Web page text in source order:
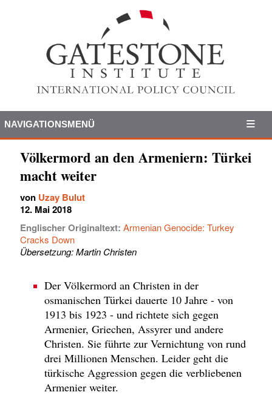
NAVIGATIONSMENÜ
Völkermord an den Armeniern: Türkei
macht weiter
von Uzay Bulut
12. Mai 2018
Englischer Originaltext: Armenian Genocide: Turkey
Cracks Down
Übersetzung: Martin Christen
Der Völkermord an Christen in der
osmanischen Türkei dauerte 10 Jahre - von
1913 bis 1923 - und richtete sich gegen
Armenier, Griechen, Assyrer und andere
Christen. Sie führte zur Vernichtung von rund
drei Millionen Menschen. Leider geht die
türkische Aggression gegen die verbliebenen
Armenier weiter.